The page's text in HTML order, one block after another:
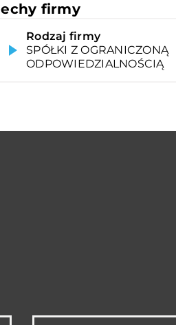
firmy
Rodzaj firmy
SPÓŁKI Z OGRANICZONĄ
ODPOWIEDZIALNOŚCIĄ